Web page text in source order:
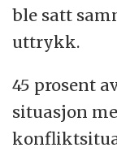
ble satt
uttrykk.
45 prosent
situasjon